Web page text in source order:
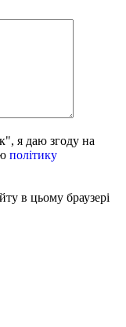
я даю згоду на
політику
в цьому браузері